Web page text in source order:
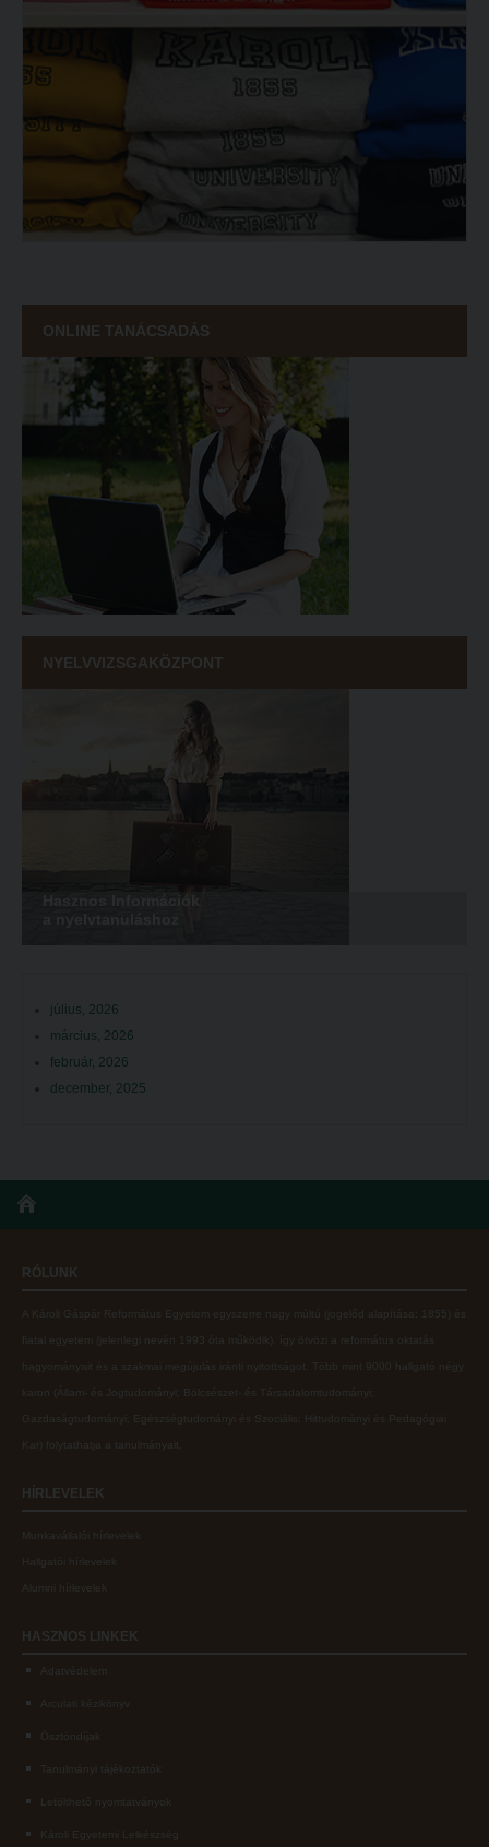
ONLINE TANÁCSADÁS
NYELVVIZSGAKÖZPONT
július, 2026
március, 2026
február, 2026
december, 2025
RÓLUNK
A Károli Gáspár Református Egyetem egyszerre nagy múltú (jogelőd alapítása: 1855) és
fiatal egyetem (jelenlegi nevén 1993 óta működik), így ötvözi a református oktatás
hagyományait és a szakmai megújulás iránti nyitottságot. Több mint 9000 hallgató négy
karon ( Állam- és Jogtudományi; Bölcsészet- és Társadalomtudományi;
Gazdaságtudományi, Egészségtudományi és Szociális; Hittudományi és Pedagógiai
Kar ) folytathatja a tanulmányait.
HÍRLEVELEK
Munkavállalói hírlevelek
Hallgatói hírlevelek
Alumni hírlevelek
HASZNOS LINKEK
Adatvédelem
Arculati kézikönyv
Ösztöndíjak
Tanulmányi tájékoztatók
Letölthető nyomtatványok
Károli Egyetemi Lelkészség